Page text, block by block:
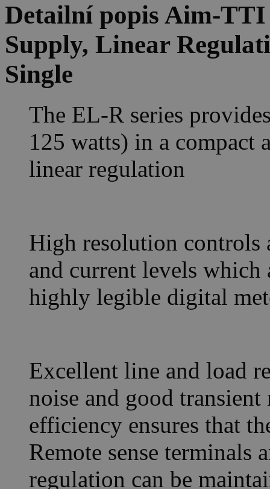
Detailní popis Aim-TTI
Supply, Linear
Single
The EL-R series
125 watts) in a compact
linear regulation
High resolution controls
and current levels which
highly legible digital
Excellent line and load
noise and good
efficiency ensures that
Remote sense terminals
regulation can be